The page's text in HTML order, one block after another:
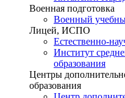
Военная подготовка
Военный
Лицей, ИСПО
Естественно-
Институт
образования
Центры
образования